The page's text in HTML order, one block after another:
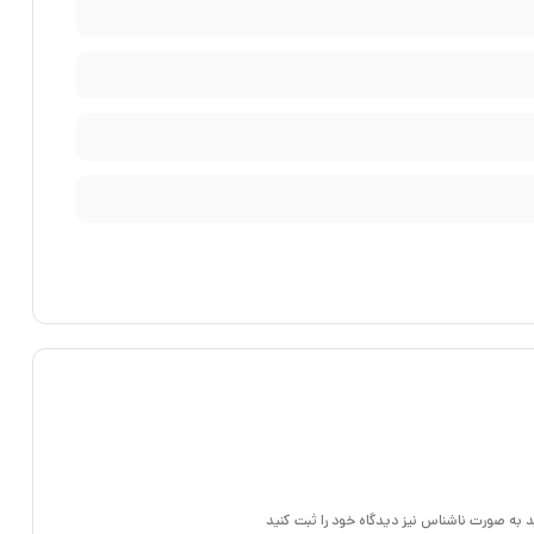
به صورت ناشناس نیز دیدگاه خود را ثبت کنید